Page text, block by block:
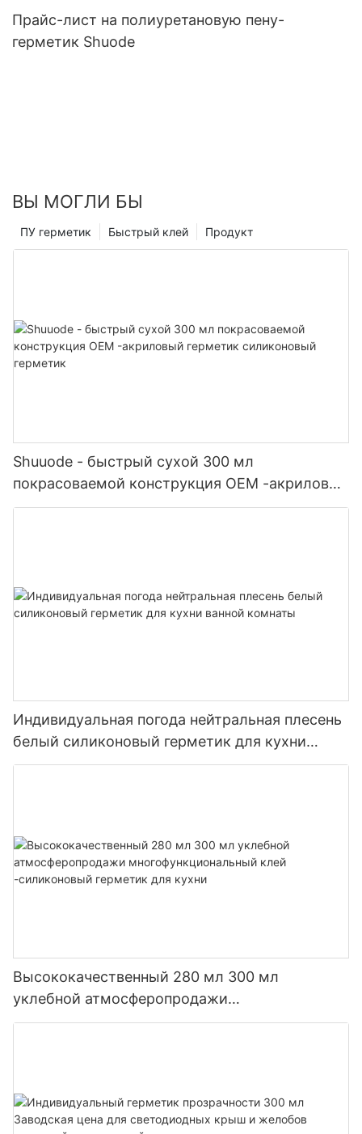
Прайс-лист на полиуретановую пену-
герметик Shuode
ВЫ МОГЛИ БЫ
Продукт
Быстрый клей
ПУ герметик
Shuuode - быстрый сухой 300 мл
покрасоваемой конструкция OEM -акриловый
герметик силиконовый герметик
Индивидуальная погода нейтральная плесень
белый силиконовый герметик для кухни
ванной комнаты
Высококачественный 280 мл 300 мл
уклебной атмосферопродажи
многофункциональный клей -силиконовый